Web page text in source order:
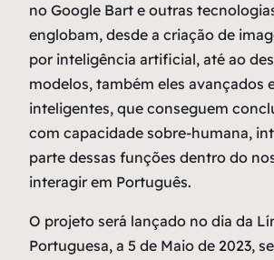
no Google Bart e outras
englobam, desde a criação de
por inteligência artificial, até ao
modelos, também eles avançados
inteligentes, que conseguem
com capacidade sobre-humana,
parte dessas funções dentro do
interagir em Português.
O projeto será lançado no dia da
Portuguesa, a 5 de Maio de 2023,